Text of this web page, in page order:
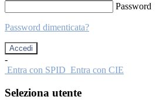
Password
Password dimenticata?
-
Entra con SPID Entra con CIE
Seleziona utente